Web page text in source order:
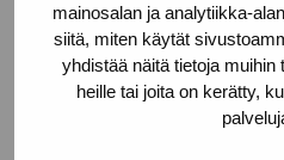
mainosalan ja analytiikka-
siitä, miten käytät
yhdistää näitä tietoja muihin
heille tai joita on kerätty,
Gustav Wasas gata 11
10600 Ekenäs
proartibus@proartibus.fi